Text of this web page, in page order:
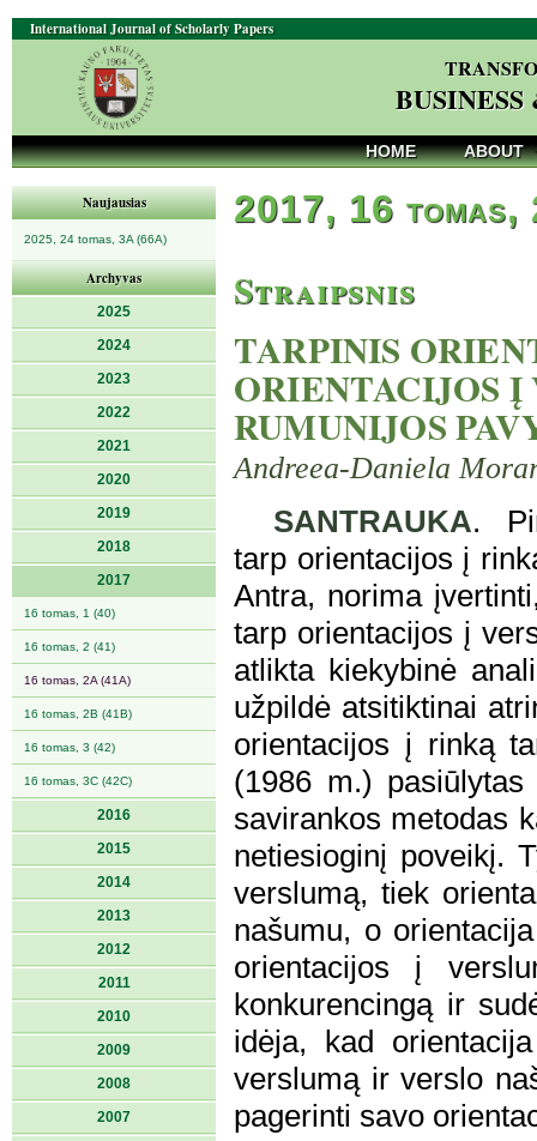
International Journal of Scholarly Papers
HOME ABOUT
Naujausias
2025, 24 tomas, 3A (66A)
Archyvas
2025
2024
2023
2022
2021
2020
2019
2018
2017
16 tomas, 1 (40)
16 tomas, 2 (41)
16 tomas, 2A (41A)
16 tomas, 2B (41B)
16 tomas, 3 (42)
16 tomas, 3C (42C)
2016
2015
2014
2013
2012
2011
2010
2009
2008
2007
2017, 16
Straipsnis
TARPINIS
ORIENTACIJOS
RUMUNIJOS
Andreea-Daniela
SANTRAUKA.
tarp orientacijos į
Antra, norima
tarp orientacijos į
atlikta kiekybinė
užpildė atsitiktinai
orientacijos į rinką
(1986 m.)
savirankos metodas
netiesioginį poveikį.
verslumą, tiek
našumu, o
orientacijos į
konkurencingą ir
idėja, kad
verslumą ir verslo
pagerinti savo